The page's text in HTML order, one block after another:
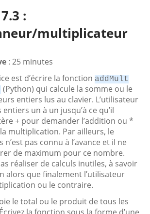
:
multiplicateur
: 25 minutes
est d’écrire la fonction addMult
(Python) qui calcule la somme ou le
entiers lus au clavier. L’utilisateur
entiers un à un jusqu’à ce qu’il
+ pour demander l’addition ou *
multiplication. Par ailleurs, le
n’est pas connu à l’avance et il ne
de maximum pour ce nombre.
réaliser de calculs inutiles, à savoir
alors que finalement l’utilisateur
ou le contraire.
le total ou le produit de tous les